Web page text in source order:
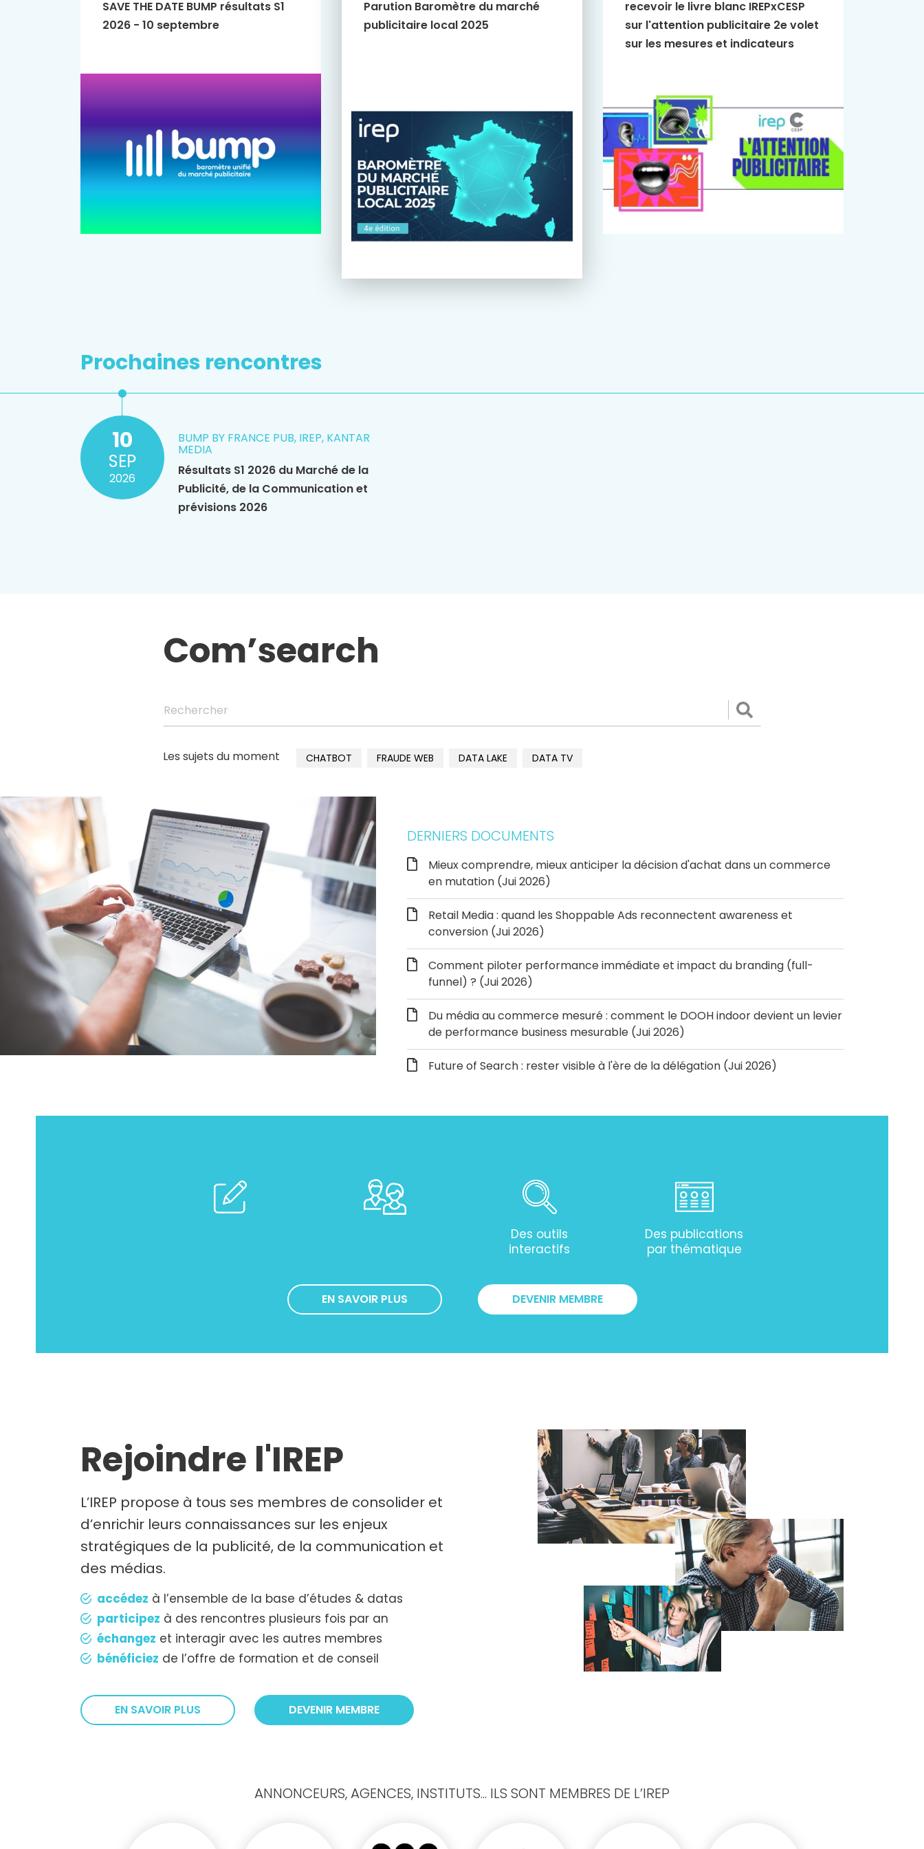
SAVE THE DATE BUMP résultats S1
2026 - 10 septembre
Parution Baromètre du marché
publicitaire local 2025
recevoir le livre blanc IREPxCESP
sur l'attention publicitaire 2e volet
sur les mesures et indicateurs
Prochaines rencontres
10
SEP
2026
BUMP BY FRANCE PUB, IREP, KANTAR
MEDIA
Résultats S1 2026 du Marché de la
Publicité, de la Communication et
prévisions 2026
Com’search
Rechercher
Les sujets du moment CHATBOT FRAUDE WEB DATA LAKE DATA TV
DERNIERS DOCUMENTS
Mieux comprendre, mieux anticiper la décision d'achat dans un commerce
en mutation (Jui 2026)
Retail Media : quand les Shoppable Ads reconnectent awareness et
conversion (Jui 2026)
Comment piloter performance immédiate et impact du branding (full-
funnel) ? (Jui 2026)
Du média au commerce mesuré : comment le DOOH indoor devient un levier
de performance business mesurable (Jui 2026)
Future of Search : rester visible à l'ère de la délégation (Jui 2026)
Des outils
interactifs
Des publications
par thématique
EN SAVOIR PLUS DEVENIR MEMBRE
Rejoindre l'IREP
L’IREP propose à tous ses membres de consolider et
d’enrichir leurs connaissances sur les enjeux
stratégiques de la publicité, de la communication et
des médias.
accédez à l’ensemble de la base d’études & datas
participez à des rencontres plusieurs fois par an
échangez et interagir avec les autres membres
bénéficiez de l’offre de formation et de conseil
EN SAVOIR PLUS DEVENIR MEMBRE
ANNONCEURS, AGENCES, INSTITUTS... ILS SONT MEMBRES DE L’IREP